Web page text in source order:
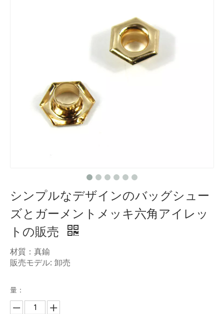
シンプルなデザインのバッグシュー
ズとガーメントメッキ六角アイレッ
トの販売
材質：真鍮
販売モデル: 卸売
量：